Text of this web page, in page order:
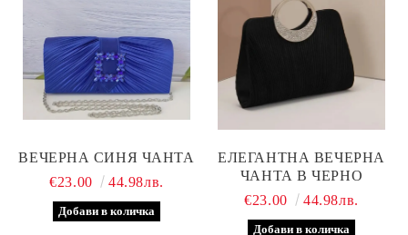
ВЕЧЕРНА СИНЯ ЧАНТА
€23.00
44.98лв.
ЕЛЕГАНТНА ВЕЧЕРНА
ЧАНТА В ЧЕРНО
€23.00
44.98лв.